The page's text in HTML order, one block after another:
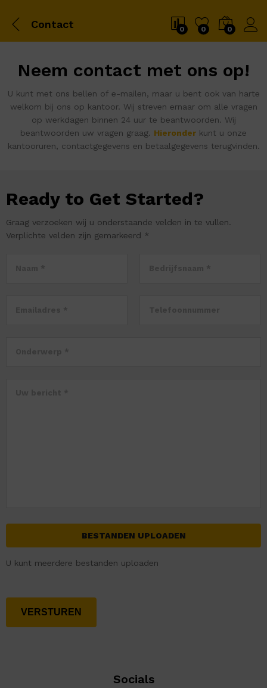
Contact 0 0 0
Neem contact met ons op!
U kunt met ons bellen of e-mailen, maar u bent ook van harte
welkom bij ons op kantoor. Wij streven ernaar om alle vragen
op werkdagen binnen 24 uur te beantwoorden. Wij
beantwoorden uw vragen graag. Hieronder kunt u onze
kantooruren, contactgegevens en betaalgegevens terugvinden.
Ready to Get Started?
Graag verzoeken wij u onderstaande velden in te vullen.
Verplichte velden zijn gemarkeerd *
U kunt meerdere bestanden uploaden
Socials